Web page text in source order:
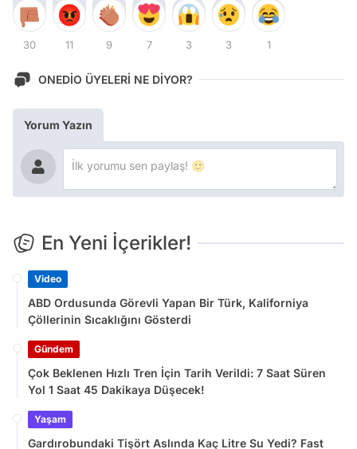
30 11 9 7 3 3 1
ONEDİO ÜYELERİ NE DİYOR?
Yorum Yazın
En Yeni İçerikler!
Video
ABD Ordusunda Görevli Yapan Bir Türk, Kaliforniya
Çöllerinin Sıcaklığını Gösterdi
Gündem
Çok Beklenen Hızlı Tren İçin Tarih Verildi: 7 Saat Süren
Yol 1 Saat 45 Dakikaya Düşecek!
Yaşam
Gardırobundaki Tişört Aslında Kaç Litre Su Yedi? Fast